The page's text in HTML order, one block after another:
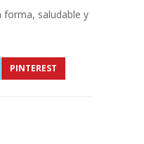
saludable y
PINTEREST